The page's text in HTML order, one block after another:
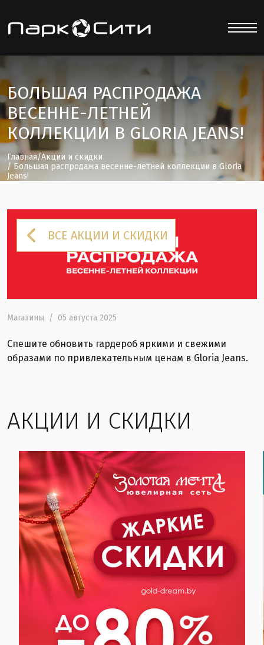
БОЛЬШАЯ РАСПРОДАЖА
ВЕСЕННЕ-ЛЕТНЕЙ
КОЛЛЕКЦИИ В GLORIA JEANS!
Главная/Акции и скидки
/ Большая распродажа весенне-летней коллекции в Gloria
Jeans!
ВСЕ АКЦИИ И СКИДКИ
Магазины / 05 августа 2025
Спешите обновить гардероб яркими и свежими
образами по привлекательным ценам в Gloria Jeans.
АКЦИИ И СКИДКИ